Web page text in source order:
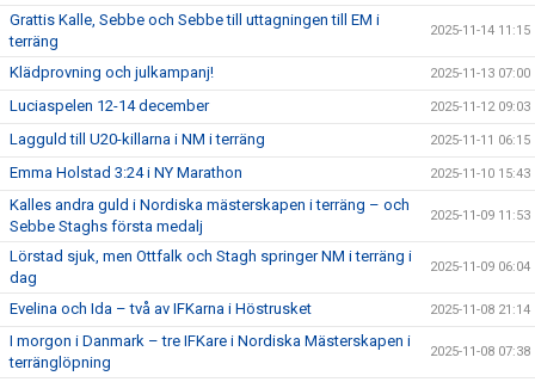
Grattis Kalle, Sebbe och Sebbe till uttagningen till EM i
terräng
2025-11-14 11:15
Klädprovning och julkampanj! 2025-11-13 07:00
Luciaspelen 12-14 december 2025-11-12 09:03
Lagguld till U20-killarna i NM i terräng 2025-11-11 06:15
Emma Holstad 3:24 i NY Marathon 2025-11-10 15:43
Kalles andra guld i Nordiska mästerskapen i terräng – och
Sebbe Staghs första medalj
2025-11-09 11:53
Lörstad sjuk, men Ottfalk och Stagh springer NM i terräng i
dag
2025-11-09 06:04
Evelina och Ida – två av IFKarna i Höstrusket 2025-11-08 21:14
I morgon i Danmark – tre IFKare i Nordiska Mästerskapen i
terränglöpning
2025-11-08 07:38